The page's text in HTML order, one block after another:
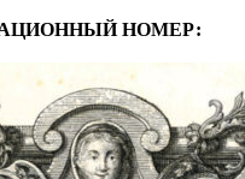
НОМЕР: